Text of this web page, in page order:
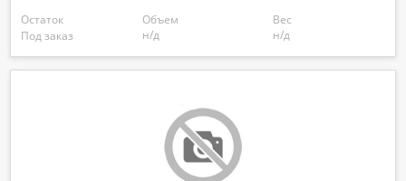
Остаток
Под заказ
Объем
н/д
Вес
н/д